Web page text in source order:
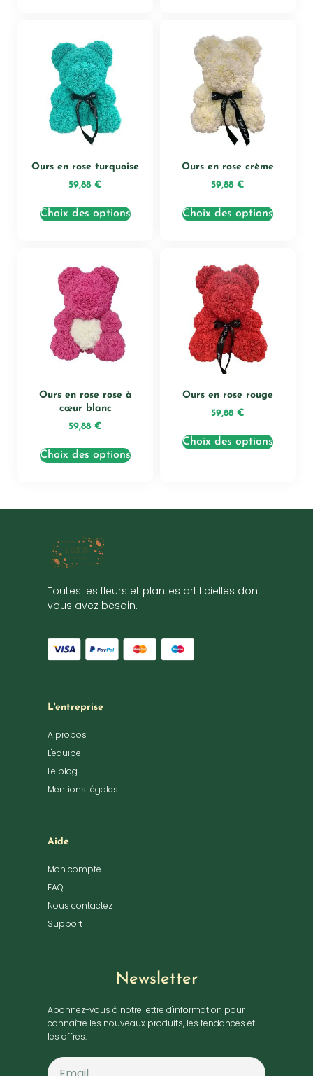
Ours en rose turquoise
59,88 €
Choix des options
Ours en rose crème
59,88 €
Choix des options
Ours en rose rose à
cœur blanc
59,88 €
Choix des options
Ours en rose rouge
59,88 €
Choix des options
Toutes les fleurs et plantes artificielles dont
vous avez besoin.
L'entreprise
A propos
L'equipe
Le blog
Mentions légales
Aide
Mon compte
FAQ
Nous contactez
Support
Newsletter
Abonnez-vous à notre lettre d'information pour
connaître les nouveaux produits, les tendances et
les offres.